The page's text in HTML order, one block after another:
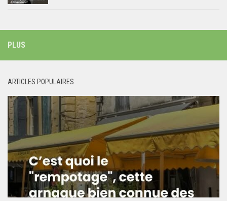
PLUS
ARTICLES POPULAIRES